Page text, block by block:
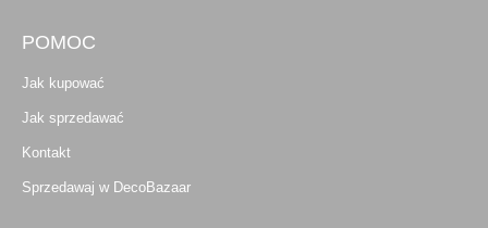
POMOC
Jak kupować
Jak sprzedawać
Kontakt
Sprzedawaj w DecoBazaar